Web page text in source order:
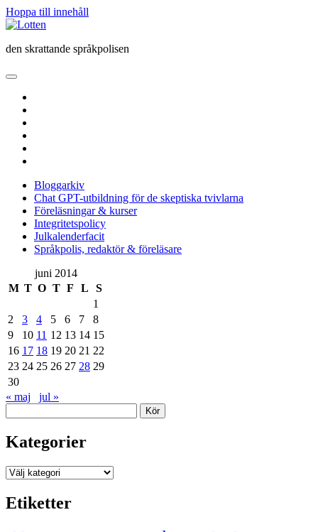
Hoppa till innehåll
Lotten
den skrattande språkpolisen
öppna
meny
Bloggarkiv
Chat GPT-utbildning för de skeptiska tvivlarna
Föreläsningar & kurser
Integritetspolicy
Julkalenderfacit
Språkpolis, redaktör & föreläsare
Sidopanel
juni 2014
M T O T F L
S
1
2
3 4 5 6 7
8
9
10 11 12 13 14 15
16 17 18 19 20 21 22
23 24 25 26 27 28 29
30
« maj
jul »
Kategorier
Kategorier
Etiketter